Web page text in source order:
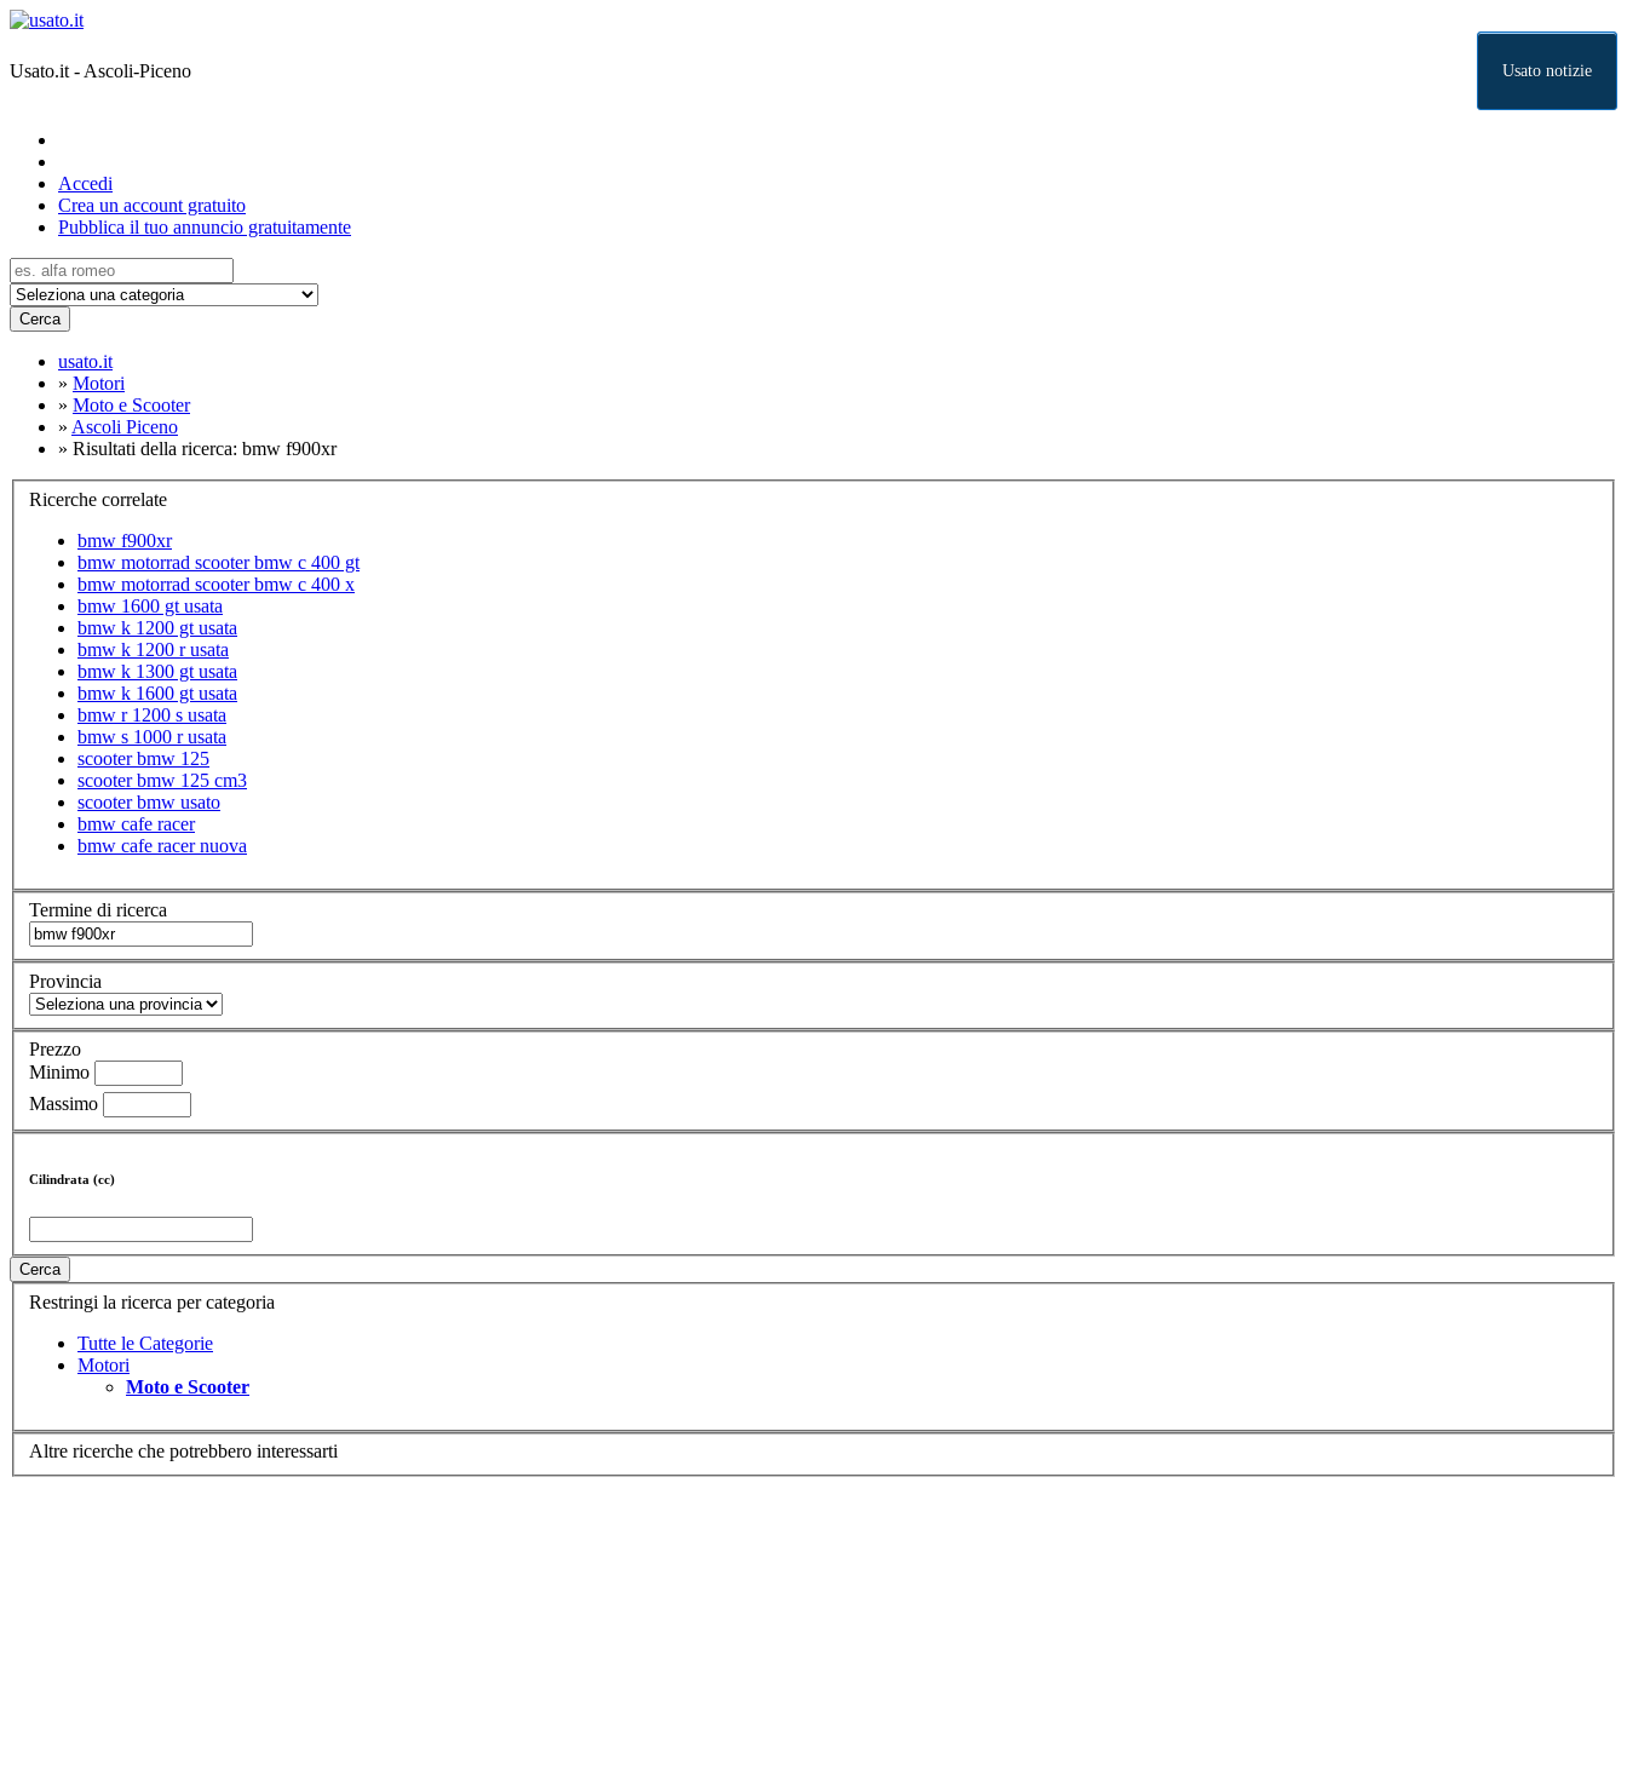
Usato.it - Ascoli-Piceno Usato notizie
Accedi
Crea un account gratuito
Pubblica il tuo annuncio gratuitamente
Cerca
usato.it
» Motori
» Moto e Scooter
» Ascoli Piceno
» Risultati della ricerca: bmw f900xr
Ricerche correlate
bmw f900xr
bmw motorrad scooter bmw c 400 gt
bmw motorrad scooter bmw c 400 x
bmw 1600 gt usata
bmw k 1200 gt usata
bmw k 1200 r usata
bmw k 1300 gt usata
bmw k 1600 gt usata
bmw r 1200 s usata
bmw s 1000 r usata
scooter bmw 125
scooter bmw 125 cm3
scooter bmw usato
bmw cafe racer
bmw cafe racer nuova
Termine di ricerca
Provincia
Prezzo
Minimo
Massimo
Cilindrata (cc)
Cerca
Restringi la ricerca per categoria
Tutte le Categorie
Motori
Moto e Scooter
Altre ricerche che potrebbero interessarti